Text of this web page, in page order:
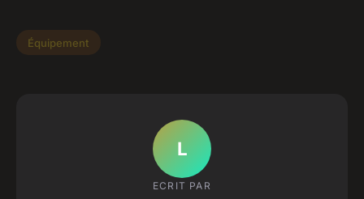
Équipement
L
ECRIT PAR